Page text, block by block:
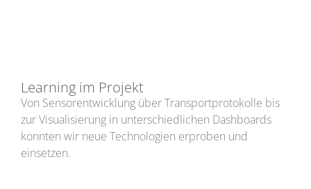
Learning im Projekt
Von Sensorentwicklung über Transportprotokolle bis
zur Visualisierung in unterschiedlichen Dashboards
konnten wir neue Technologien erproben und
einsetzen.